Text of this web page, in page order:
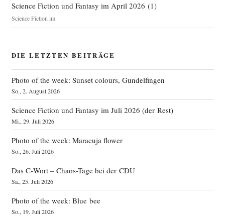
Science Fiction und Fantasy im April 2026 (1)
Science Fiction im
DIE LETZTEN BEITRÄGE
Photo of the week: Sunset colours, Gundelfingen
So., 2. August 2026
Science Fiction und Fantasy im Juli 2026 (der Rest)
Mi., 29. Juli 2026
Photo of the week: Maracuja flower
So., 26. Juli 2026
Das C‑Wort – Chaos-Tage bei der CDU
Sa., 25. Juli 2026
Photo of the week: Blue bee
So., 19. Juli 2026